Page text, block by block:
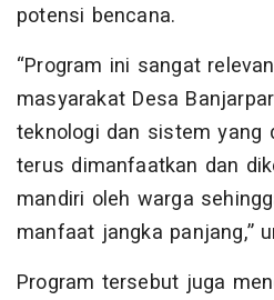
potensi bencana.
“Program ini sangat
masyarakat Desa
teknologi dan sistem yang
terus dimanfaatkan dan
mandiri oleh warga
manfaat jangka panjang,”
Program tersebut juga